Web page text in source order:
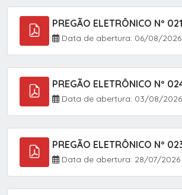
Data de abertura: 06/08/2026
Data de abertura: 03/08/2026
Data de abertura: 28/07/2026